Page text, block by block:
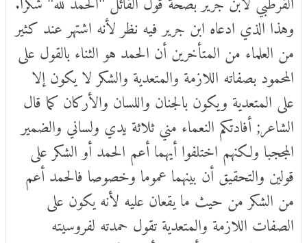
وهذا الذي ادعاه ابن جرير فيه نظر لأنه اشتهر عند كثير
من العلماء من المتأخرين أن الحمد هو الثناء بالقول على
المحمود بصفاته اللازمة والمتعدية والشكر لا يكون إلا
على المتعدية ويكون بالجنان واللسان والأركان كما قال
الشاعر; أفادتكم النعماء مني ثلاثة يدي ولساني والضمير
المججبا ولكنهم اختلفوا أيهما أعم الحمد أو الشكر على
قولين والتحقيق أن بينهما عموما وخصوصا فالحمد أعم
من الشكر من حيث ما يقعان عليه لأنه يكون على
الصفات اللازمة والمتعدية تقول حمدته لفروسيته